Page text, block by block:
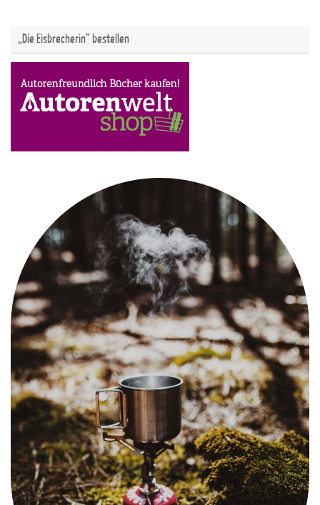
„Die Eisbrecherin“ bestellen